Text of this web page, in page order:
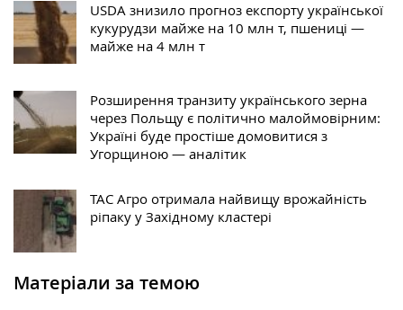
USDA знизило прогноз експорту української
кукурудзи майже на 10 млн т, пшениці —
майже на 4 млн т
Розширення транзиту українського зерна
через Польщу є політично малоймовірним:
Україні буде простіше домовитися з
Угорщиною — аналітик
ТАС Агро отримала найвищу врожайність
ріпаку у Західному кластері
Матеріали за темою